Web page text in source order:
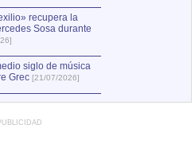
recupera la
Sosa durante
siglo de música
Grec [21/07/2026]